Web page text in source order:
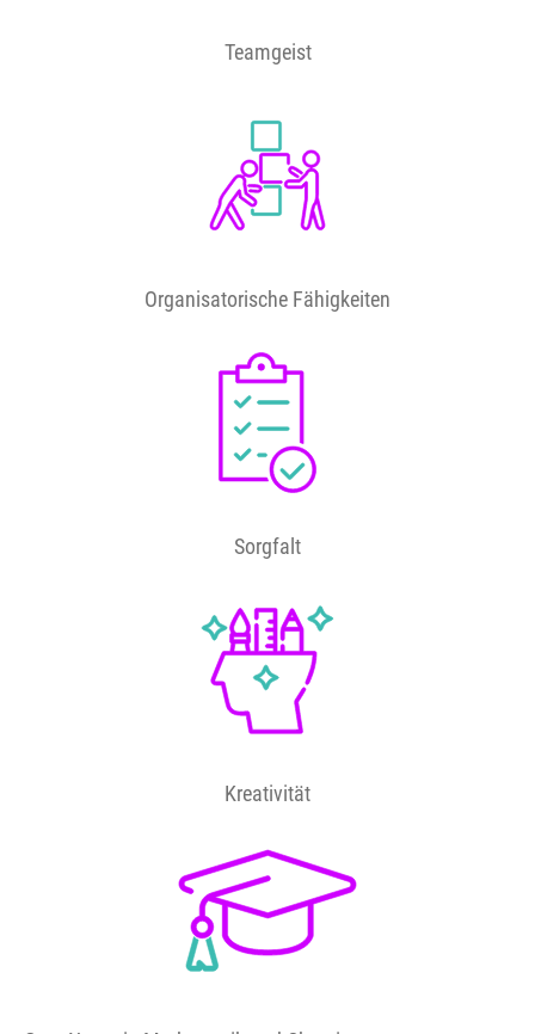
Teamgeist
Organisatorische Fähigkeiten
Sorgfalt
Kreativität